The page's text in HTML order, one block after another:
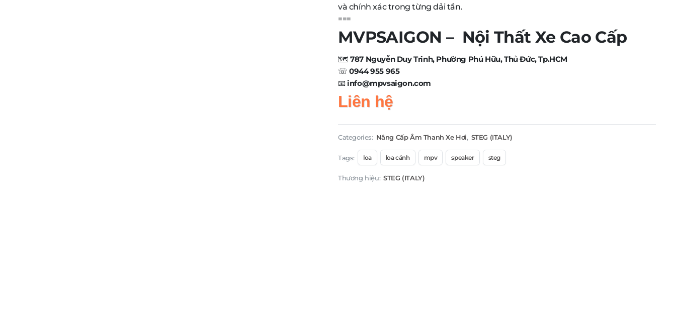
và chính xác trong từng dải tần.
===
MVPSAIGON – Nội Thất Xe Cao Cấp
🗺️787 Nguyễn Duy Trinh, Phường Phú Hữu, Thủ Đức, Tp.HCM
☏0944 955 965
📧info@mpvsaigon.com
Liên hệ
Categories: Nâng Cấp Âm Thanh Xe Hơi, STEG (ITALY)
Tags: loa loa cánh mpv speaker steg
Thương hiệu: STEG (ITALY)